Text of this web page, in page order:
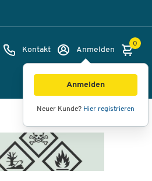
Kontakt Anmelden
Anmelden
Neuer Kunde? Hier registrieren
0